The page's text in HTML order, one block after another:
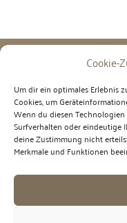
Cookie-
Um dir ein optimales Erlebnis
Cookies, um
Wenn du diesen
Surfverhalten oder eindeutige
deine Zustimmung nicht
Merkmale und Funktionen
Adresse
Immosence GmbH
Spornbergerstraße 1 /
6130 Schwaz
 Telefon